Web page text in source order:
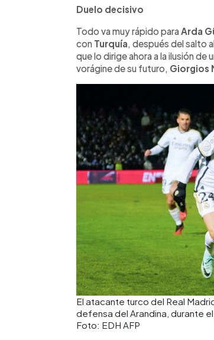
Duelo decisivo
Todo va muy rápido para Arda
con Turquía , después del salto
que lo dirige ahora a la ilusión de
vorágine de su futuro, Giorgios
El atacante turco del Real
defensa del Arandina, durante
Foto: EDH AFP